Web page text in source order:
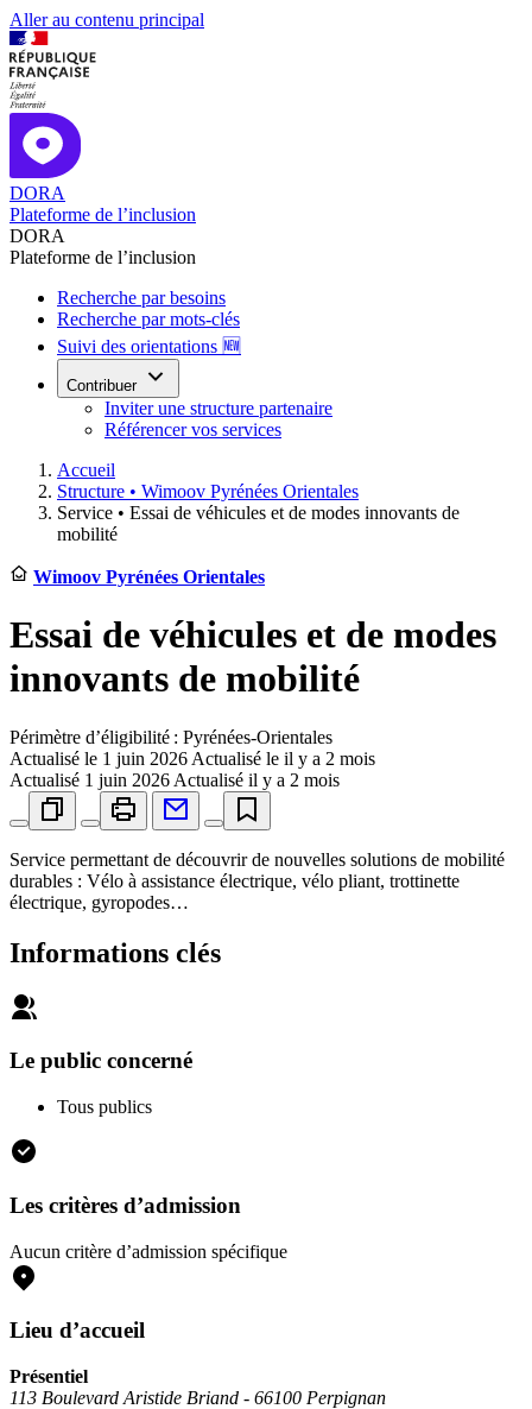
Aller au contenu principal
DORA
Plateforme de l’inclusion
DORA
Plateforme de l’inclusion
Recherche par besoins
Recherche par mots-clés
Suivi des orientations 🆕
Contribuer
Inviter une structure partenaire
Référencer vos services
Accueil
Structure • Wimoov Pyrénées Orientales
Service • Essai de véhicules et de modes innovants de
mobilité
Wimoov Pyrénées Orientales
Essai de véhicules et de modes
innovants de mobilité
Périmètre d’éligibilité : Pyrénées-Orientales
Actualisé le 1 juin 2026 Actualisé le il y a 2 mois
Actualisé 1 juin 2026 Actualisé il y a 2 mois
Service permettant de découvrir de nouvelles solutions de mobilité
durables : Vélo à assistance électrique, vélo pliant, trottinette
électrique, gyropodes…
Informations clés
Le public concerné
Tous publics
Les critères d’admission
Aucun critère d’admission spécifique
Lieu d’accueil
Présentiel
113 Boulevard Aristide Briand - 66100 Perpignan